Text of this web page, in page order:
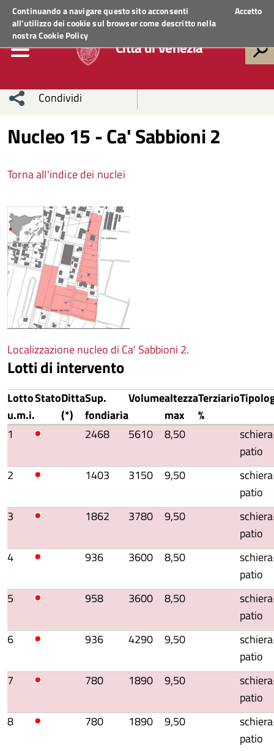
Continuando a navigare questo sito acconsenti
all'utilizzo dei cookie sul browser come descritto nella
nostraCookie Policy
Accetto
Regione Veneto ACCEDI AI SERVIZI
Città di Venezia
Condividi
network
Condividi
Condividi
Facebook
Twitter
Condividi
su
Facebook
Condividi
Whatsapp
Nucleo 15 - Ca' Sabbioni 2
Torna all'indice dei nuclei
Localizzazione nucleo di Ca' Sabbioni 2.
Lotti di intervento
Lotto
u.m.i.
StatoDitta
(*)
Sup.
fondiaria
Volumealtezza
max
Terziario
%
1 2468 5610 8,50
patio
2
1403 3150 9,50
patio
3
1862 3780 9,50
patio
4
936 3600 8,50
patio
5
958 3600 8,50
patio
6
936 4290 9,50
patio
7
780 1890 9,50
patio
8
780 1890 9,50
patio